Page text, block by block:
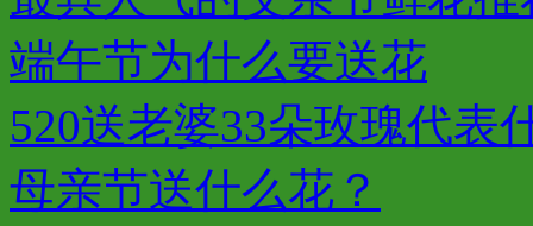
端午节为什么要送花
520送老婆33朵玫瑰代表
母亲节送什么花？